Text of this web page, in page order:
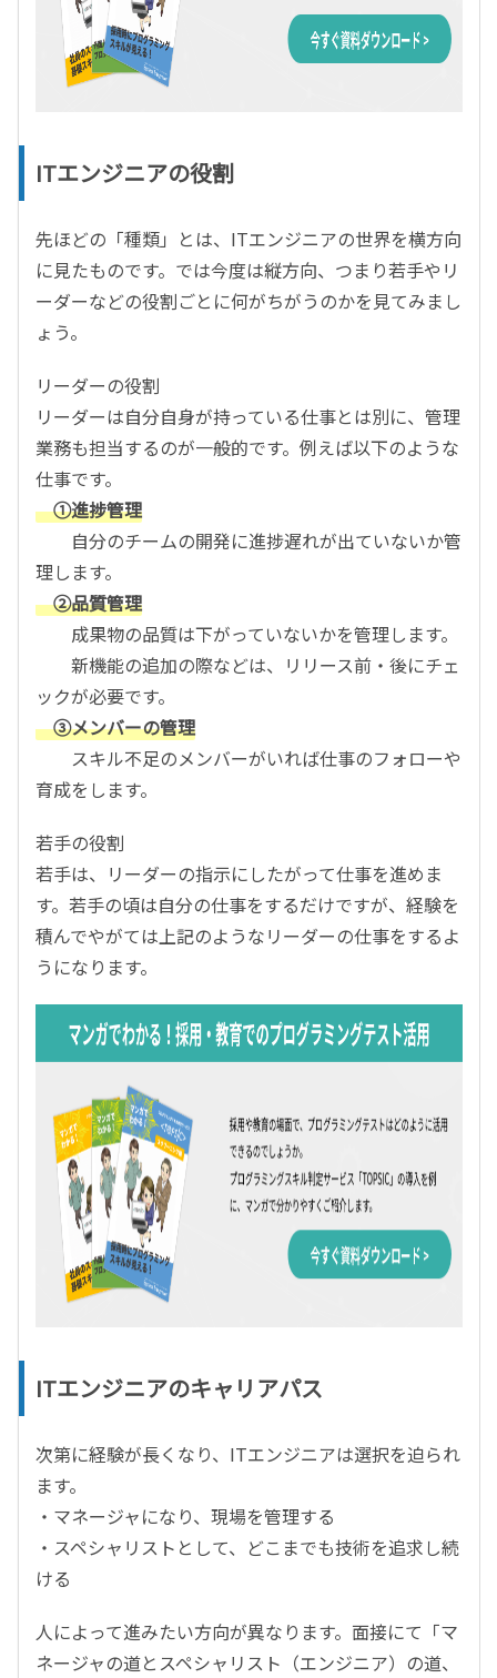
ITエンジニアの役割
先ほどの「種類」とは、ITエンジニアの世界を横方向
に見たものです。では今度は縦方向、つまり若手やリ
ーダーなどの役割ごとに何がちがうのかを見てみまし
ょう。
リーダーの役割
リーダーは自分自身が持っている仕事とは別に、管理
業務も担当するのが一般的です。例えば以下のような
仕事です。
①進捗管理
自分のチームの開発に進捗遅れが出ていないか管
理します。
②品質管理
成果物の品質は下がっていないかを管理します。
新機能の追加の際などは、リリース前・後にチェ
ックが必要です。
③メンバーの管理
スキル不足のメンバーがいれば仕事のフォローや
育成をします。
若手の役割
若手は、リーダーの指示にしたがって仕事を進めま
す。若手の頃は自分の仕事をするだけですが、経験を
積んでやがては上記のようなリーダーの仕事をするよ
うになります。
ITエンジニアのキャリアパス
次第に経験が長くなり、ITエンジニアは選択を迫られ
ます。
・マネージャになり、現場を管理する
・スペシャリストとして、どこまでも技術を追求し続
ける
人によって進みたい方向が異なります。面接にて「マ
ネージャの道とスペシャリスト（エンジニア）の道、